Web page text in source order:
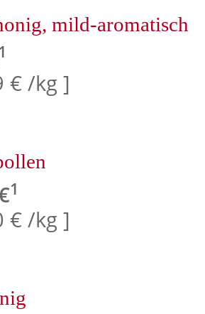
mild-aromatisch
€ /kg ]
1
€ /kg ]